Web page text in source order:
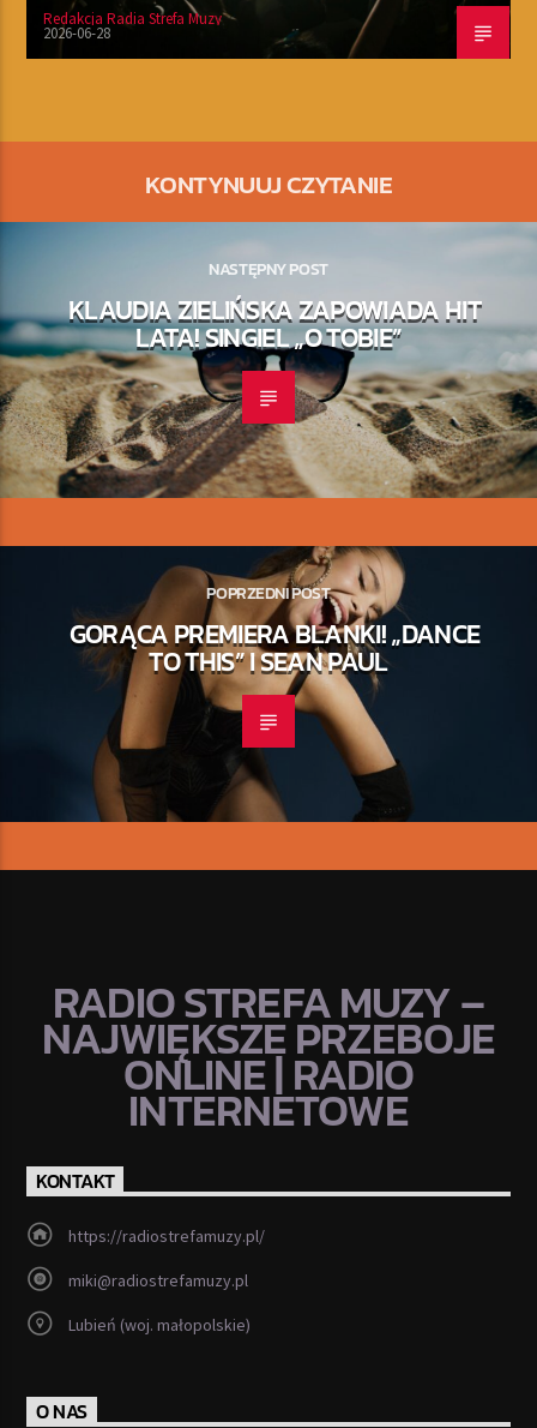
Redakcja Radia Strefa Muzy
2026-06-28
KONTYNUUJ CZYTANIE
NASTĘPNY POST
KLAUDIA ZIELIŃSKA ZAPOWIADA HIT
LATA! SINGIEL „O TOBIE”
POPRZEDNI POST
GORĄCA PREMIERA BLANKI! „DANCE
TO THIS” I SEAN PAUL
RADIO STREFA MUZY –
NAJWIĘKSZE PRZEBOJE
ONLINE | RADIO
INTERNETOWE
KONTAKT
https://radiostrefamuzy.pl/
miki@radiostrefamuzy.pl
Lubień (woj. małopolskie)
O NAS